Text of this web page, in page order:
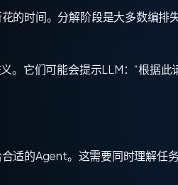
的时间。分解阶段是大多数编
。它们可能会提示LLM：“根据
适的Agent。这需要同时理解